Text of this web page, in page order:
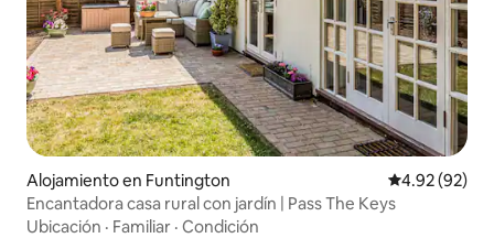
Alojamiento en Funtington Calificación
4.92 (92)
Encantadora casa rural con jardín | Pass The Keys
Ubicación · Familiar · Condición